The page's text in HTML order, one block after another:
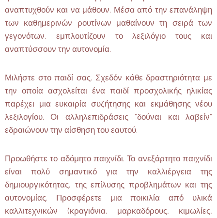
αναπτυχθούν και να μάθουν. Μέσα από την επανάληψη
των καθημερινών ρουτίνων μαθαίνουν τη σειρά των
γεγονότων, εμπλουτίζουν το λεξιλόγιο τους και
αναπτύσσουν την αυτονομία.
Μιλήστε στο παιδί σας. Σχεδόν κάθε δραστηριότητα με
την οποία ασχολείται ένα παιδί προσχολικής ηλικίας
παρέχει μια ευκαιρία συζήτησης και εκμάθησης νέου
λεξιλογίου. Οι αλληλεπιδράσεις "δούναι και λαβείν"
εδραιώνουν την αίσθηση του εαυτού.
Προωθήστε το αδόμητο παιχνίδι. Το ανεξάρτητο παιχνίδι
είναι πολύ σημαντικό για την καλλιέργεια της
δημιουργικότητας, της επίλυσης προβλημάτων και της
αυτονομίας. Προσφέρετε μια ποικιλία από υλικά
καλλιτεχνικών (κραγιόνια, μαρκαδόρους, κιμωλίες,